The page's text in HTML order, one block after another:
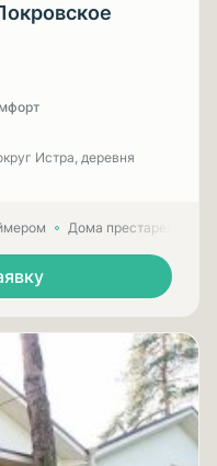
Истра, деревня
Дома престарелых